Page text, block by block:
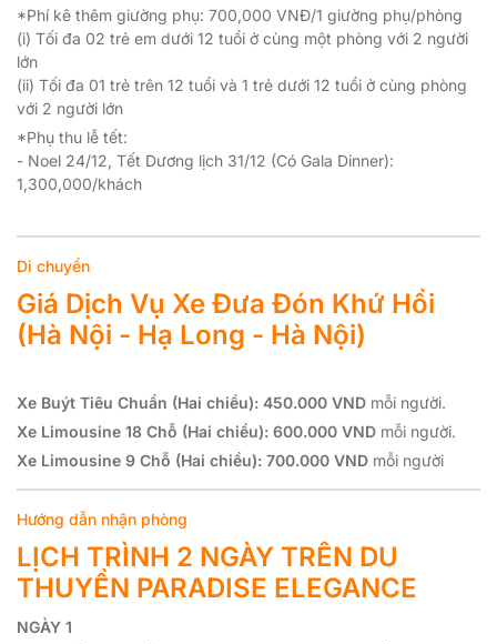
*Phí kê thêm giường phụ: 700,000 VNĐ/1 giường phụ/phòng
(i) Tối đa 02 trẻ em dưới 12 tuổi ở cùng một phòng với 2 người
lớn
(ii) Tối đa 01 trẻ trên 12 tuổi và 1 trẻ dưới 12 tuổi ở cùng phòng
với 2 người lớn
*Phụ thu lễ tết:
- Noel 24/12, Tết Dương lịch 31/12 (Có Gala Dinner):
1,300,000/khách
Di chuyển
Giá Dịch Vụ Xe Đưa Đón Khứ Hồi
(Hà Nội - Hạ Long - Hà Nội)
Xe Buýt Tiêu Chuẩn (Hai chiều): 450.000 VND mỗi người.
Xe Limousine 18 Chỗ (Hai chiều): 600.000 VND mỗi người.
Xe Limousine 9 Chỗ (Hai chiều): 700.000 VND mỗi người
Hướng dẫn nhận phòng
LỊCH TRÌNH 2 NGÀY TRÊN DU
THUYỀN PARADISE ELEGANCE
NGÀY 1